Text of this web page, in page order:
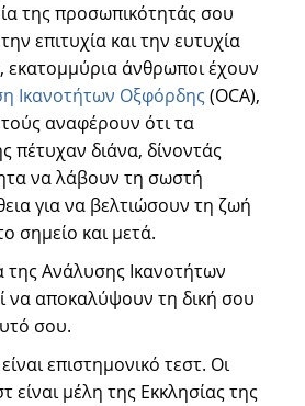
της προσωπικότητάς σου
επιτυχία και την ευτυχία
εκατομμύρια άνθρωποι έχουν
Ικανοτήτων Οξφόρδης (OCA),
αναφέρουν ότι τα
πέτυχαν διάνα, δίνοντάς
να λάβουν τη σωστή
για να βελτιώσουν τη ζωή
σημείο και μετά.
Ανάλυσης Ικανοτήτων
να αποκαλύψουν τη δική σου
σου.
επιστημονικό τεστ. Οι
είναι μέλη της Εκκλησίας της